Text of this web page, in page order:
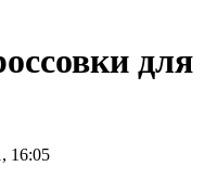
для
16:05